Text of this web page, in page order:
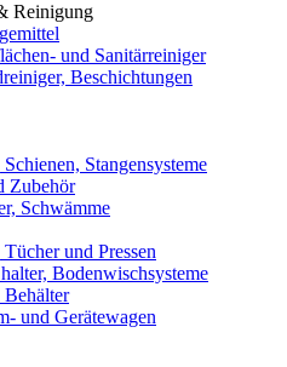
Reinigung
und Sanitärreiniger
Beschichtungen
Stangensysteme
Zubehör
Schwämme
und Pressen
Bodenwischsysteme
Behälter
und Gerätewagen